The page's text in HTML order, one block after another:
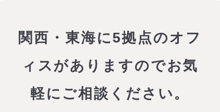
関西・東海に5拠点のオフ
ィスがありますのでお気
軽にご相談ください。